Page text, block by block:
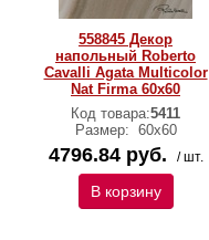
558845 Декор
напольный Roberto
Cavalli Agata Multicolor
Nat Firma 60x60
Код товара:5411
Размер: 60х60
4796.84 руб. / шт.
В корзину